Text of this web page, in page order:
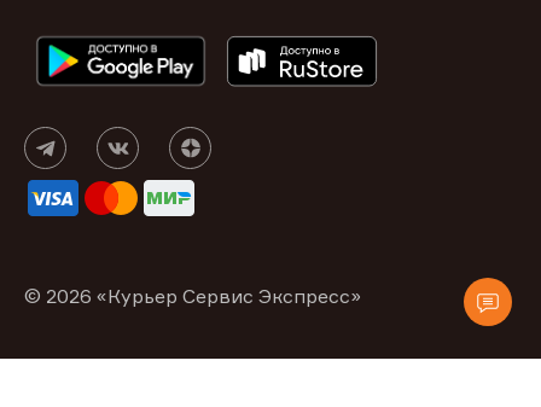
© 2026 «Курьер Сервис Экспресс»